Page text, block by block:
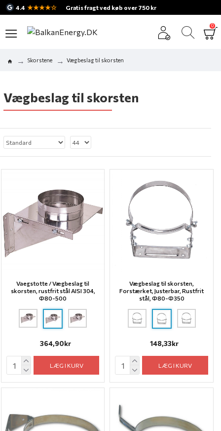
4.4 ★★★★☆ Gratis fragt ved køb over 750 kr
0
Skorstene Vægbeslag til skorsten
Vægbeslag til skorsten
Vaegstotte / Vægbeslag til
skorsten, rustfrit stål AISI 304,
Ф80-500
364,90kr
LÆG I KURV
Vægbeslag til skorsten,
Forstærket, Justerbar, Rustfrit
stål, Ф80-Ф350
148,33kr
LÆG I KURV